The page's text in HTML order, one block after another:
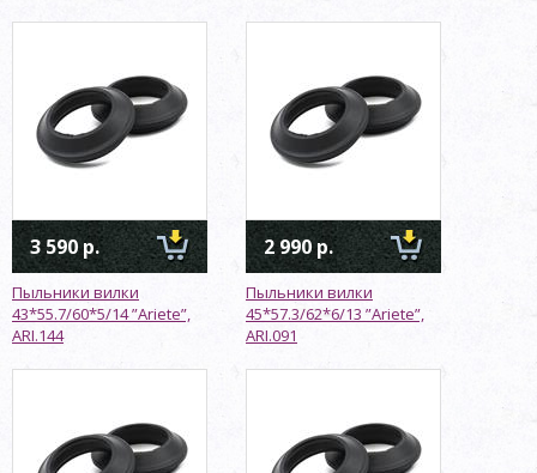
3 590 р.
Пыльники вилки
43*55.7/60*5/14 ”Ariete”,
ARI.144
2 990 р.
Пыльники вилки
45*57.3/62*6/13 ”Ariete”,
ARI.091